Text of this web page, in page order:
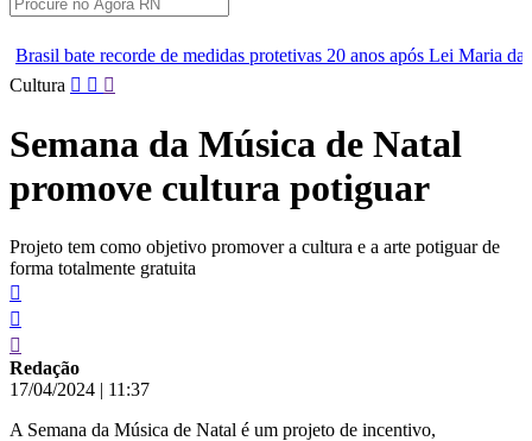
protetivas 20 anos após Lei Maria da Penha
ABC
Pular
conteúdo
Cultura
Semana da Música de Natal
promove cultura potiguar
Projeto tem como objetivo promover a cultura e a arte potiguar de
forma totalmente gratuita
Redação
17/04/2024 | 11:37
A Semana da Música de Natal é um projeto de incentivo,